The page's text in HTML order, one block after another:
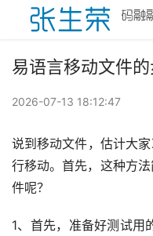
易语言移动文件
2026-07-13 18:12:47
说到移动文件，估计大
行移动。首先，这种方
件呢？
1、首先，准备好测试